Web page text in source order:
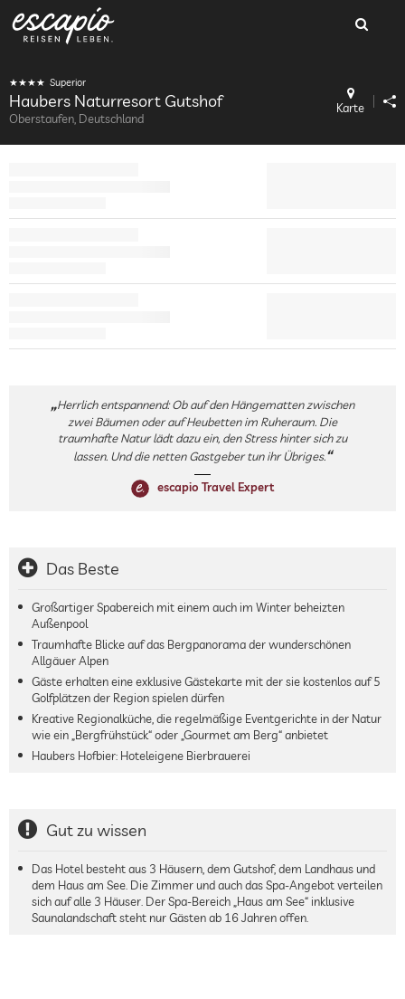
Superior
Haubers Naturresort Gutshof
Oberstaufen, Deutschland
Karte
Herrlich entspannend: Ob auf den Hängematten zwischen
zwei Bäumen oder auf Heubetten im Ruheraum. Die
traumhafte Natur lädt dazu ein, den Stress hinter sich zu
lassen. Und die netten Gastgeber tun ihr Übriges.
escapio Travel Expert
Das Beste
Großartiger Spabereich mit einem auch im Winter beheizten
Außenpool
Traumhafte Blicke auf das Bergpanorama der wunderschönen
Allgäuer Alpen
Gäste erhalten eine exklusive Gästekarte mit der sie kostenlos auf 5
Golfplätzen der Region spielen dürfen
Kreative Regionalküche, die regelmäßige Eventgerichte in der Natur
wie ein „Bergfrühstück“ oder „Gourmet am Berg“ anbietet
Haubers Hofbier: Hoteleigene Bierbrauerei
Gut zu wissen
Das Hotel besteht aus 3 Häusern, dem Gutshof, dem Landhaus und
dem Haus am See. Die Zimmer und auch das Spa-Angebot verteilen
sich auf alle 3 Häuser. Der Spa-Bereich „Haus am See“ inklusive
Saunalandschaft steht nur Gästen ab 16 Jahren offen.